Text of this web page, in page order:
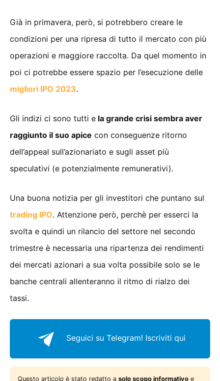
Già in primavera, però, si potrebbero creare le
condizioni per una ripresa di tutto il mercato con più
operazioni e maggiore raccolta. Da quel momento in
poi ci potrebbe essere spazio per l’esecuzione delle
migliori IPO 2023.
Gli indizi ci sono tutti e la grande crisi sembra aver
raggiunto il suo apice con conseguenze ritorno
dell’appeal sull’azionariato e sugli asset più
speculativi (e potenzialmente remunerativi).
Una buona notizia per gli investitori che puntano sul
trading IPO. Attenzione però, perchè per esserci la
svolta e quindi un rilancio del settore nel secondo
trimestre è necessaria una ripartenza dei rendimenti
dei mercati azionari a sua volta possibile solo se le
banche centrali allenteranno il ritmo di rialzo dei
tassi.
Seguici su Telegram! Iscriviti qui
Questo articolo è stato redatto a solo scopo informativo e